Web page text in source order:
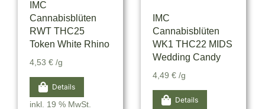
IMC
Cannabisblüten
RWT THC25
Token White Rhino
4,53 € /g
Details
inkl. 19 % MwSt.
IMC
Cannabisblüten
WK1 THC22 MIDS
Wedding Candy
4,49 € /g
Details